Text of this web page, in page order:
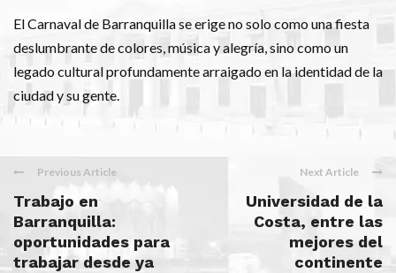
El Carnaval de Barranquilla se erige no solo como una fiesta
deslumbrante de colores, música y alegría, sino como un
legado cultural profundamente arraigado en la identidad de la
ciudad y su gente.
Previous Article
Trabajo en
Barranquilla:
oportunidades para
trabajar desde ya
Next Article
Universidad de la
Costa, entre las
mejores del
continente